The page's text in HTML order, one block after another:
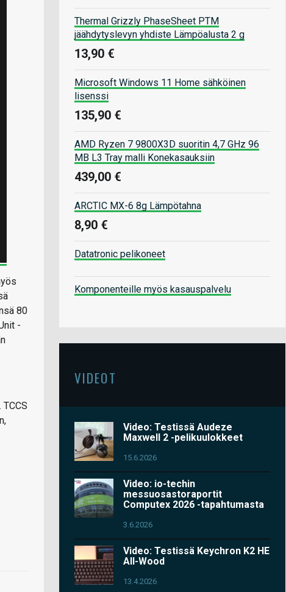
80
-
Thermal Grizzly PhaseSheet PTM
jäähdytyslevyn yhdiste Lämpöalusta 2 g
13,90 €
Microsoft Windows 11 Home sähköinen
lisenssi
135,90 €
AMD Ryzen 7 9800X3D suoritin 4,7 GHz 96
MB L3 Tray malli Konekasauksiin
439,00 €
ARCTIC MX-6 8g Lämpötahna
8,90 €
Datatronic pelikoneet
Komponenteille myös kasauspalvelu
VIDEOT
Video: Testissä Audeze
Maxwell 2 -pelikuulokkeet
15.6.2026
Video: io-techin
messuosastoraportit
Computex 2026 -tapahtumasta
3.6.2026
Video: Testissä Keychron K2 HE
All-Wood
13.4.2026